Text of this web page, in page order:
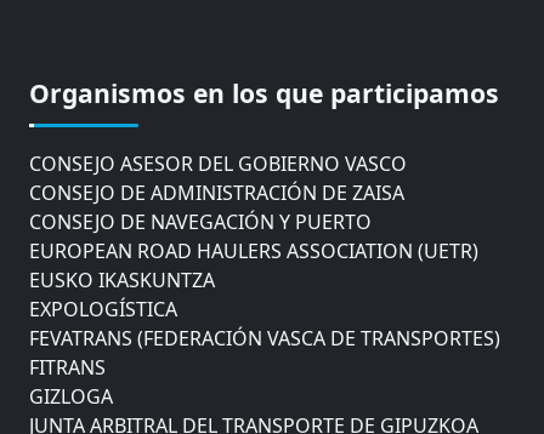
Organismos en los que participamos
AYUNTAMIENTO DE DONOSTIA
COMITÉ DE INSPECCION DE GIPUZKOA
CONSEJO ASESOR DEL GOBIERNO VASCO
CONSEJO DE ADMINISTRACIÓN DE ZAISA
CONSEJO DE NAVEGACIÓN Y PUERTO
EUROPEAN ROAD HAULERS ASSOCIATION (UETR)
EUSKO IKASKUNTZA
EXPOLOGÍSTICA
FEVATRANS (FEDERACIÓN VASCA DE TRANSPORTES)
FITRANS
GIZLOGA
JUNTA ARBITRAL DEL TRANSPORTE DE GIPUZKOA